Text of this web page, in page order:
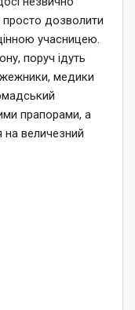
дозволити
учасницею.
поруч ідуть
медики
прапорами, а
на величезний